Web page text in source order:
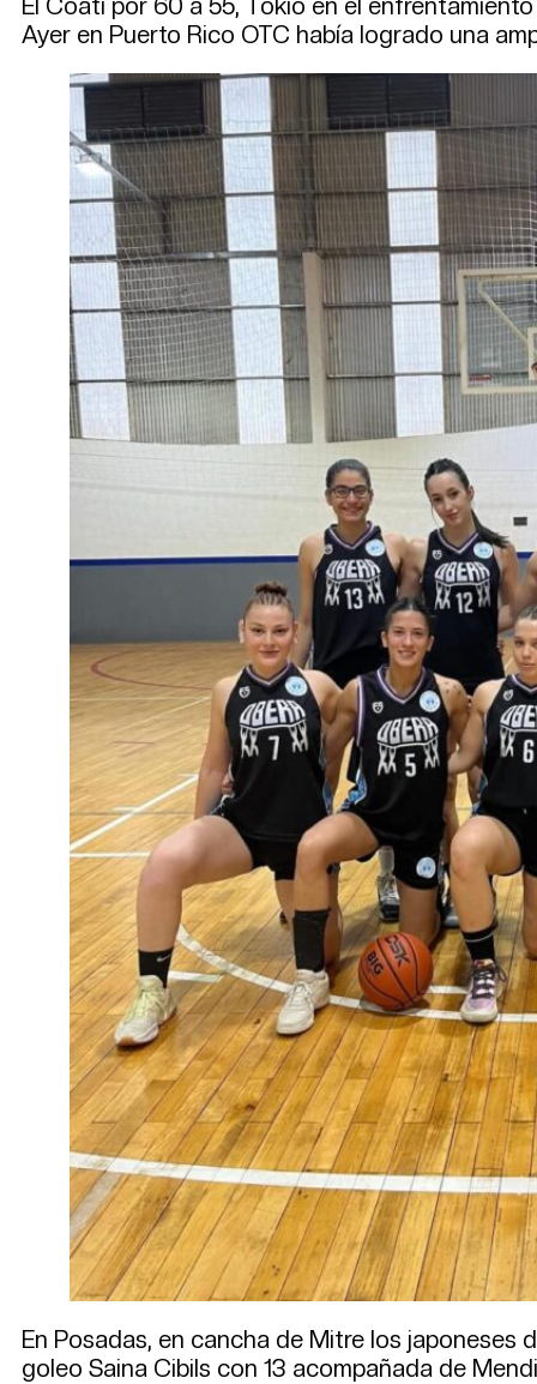
El Coati por 60 a 55, Tokio en el
Ayer en Puerto Rico OTC había logrado una
En Posadas, en cancha de Mitre los japoneses
goleo Saina Cibils con 13 acompañada de